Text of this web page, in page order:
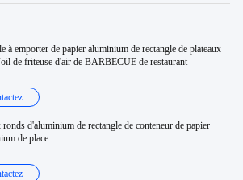
à emporter de papier aluminium de rectangle de plateaux
de friteuse d'air de BARBECUE de restaurant
ronds d'aluminium de rectangle de conteneur de papier
de place